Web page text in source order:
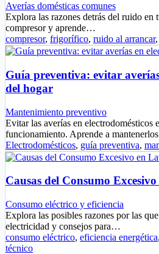
Averías domésticas comunes
Explora las razones detrás del ruido
compresor y aprende…
compresor, frigorífico, ruido al arrancar,
Guía preventiva: evitar
del hogar
Mantenimiento preventivo
Evitar las averías en electrodomésticos
funcionamiento. Aprende a
Electrodomésticos, guía preventiva,
Causas del Consumo
Consumo eléctrico y eficiencia
Explora las posibles razones por las
electricidad y consejos para…
consumo eléctrico, eficiencia energética,
técnico